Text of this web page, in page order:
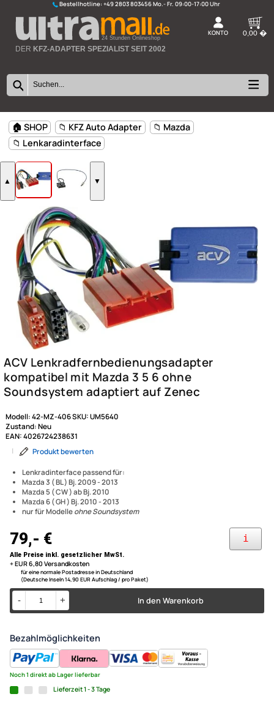
Bestellhotline:+49 2803 803456
24 Stunden Onlineshop
🏠 SHOP 📁 KFZ Auto Adapter
📁 Lenkaradinterface
▲ ▼
ACV
kompatibel mit Mazda 3 5 6
Soundsystem adaptiert auf
Mazda 3 ( BL ) Bj. 2009 - 2013
Mazda 5 ( CW ) ab Bj. 2010
Mazda 6 ( GH ) Bj. 2010 - 2013
nur für Modelleohne Soundsystem
Zustand:Neu
EAN:4026724238631
|
Produkt bewerten
79,- €
Alle Preise inkl. gesetzlicher MwSt.
+ EUR 6,80 Versandkosten